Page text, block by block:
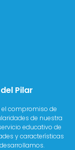
Pilar
compromiso de
de nuestra
educativo de
y características